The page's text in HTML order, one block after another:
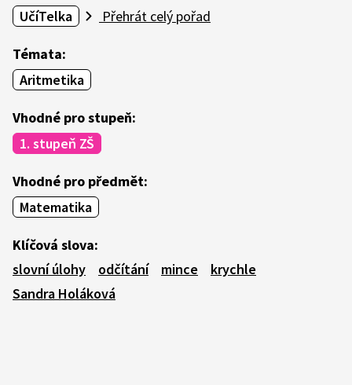
UčíTelka
Přehrát celý pořad
Témata:
Aritmetika
Vhodné pro stupeň:
1. stupeň ZŠ
Vhodné pro předmět:
Matematika
Klíčová slova:
slovní úlohy
odčítání mince
krychle
Sandra Holáková